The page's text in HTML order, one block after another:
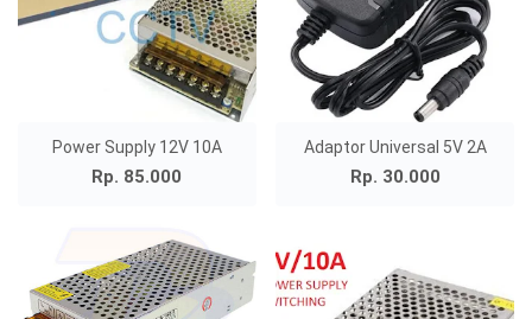
Power Supply 12V 10A
Rp. 85.000
Adaptor Universal 5V 2A
Rp. 30.000